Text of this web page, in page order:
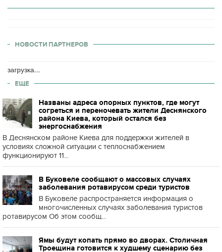
НОВОСТИ ПАРТНЕРОВ
загрузка...
ЕЩЕ
Названы адреса опорных пунктов, где могут
согреться и переночевать жители Деснянского
района Киева, который остался без
энергоснабжения
В Деснянском районе Киева для поддержки жителей в
условиях сложной ситуации с теплоснабжением
функционируют 11...
В Буковеле сообщают о массовых случаях
заболевания ротавирусом среди туристов
В Буковеле распространяется информация о
многочисленных случаях заболевания туристов
ротавирусом Об этом сообщ...
Ямы будут копать прямо во дворах. Столичная
Троещина готовится к худшему сценарию без